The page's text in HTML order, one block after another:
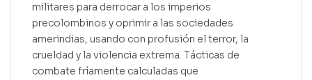
militares para derrocar a los imperios
precolombinos y oprimir a las sociedades
amerindias, usando con profusión el terror, la
crueldad y la violencia extrema. Tácticas de
combate fríamente calculadas que